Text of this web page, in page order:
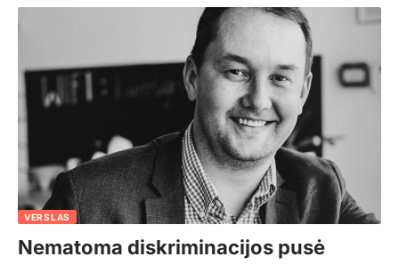
VERSLAS
Nematoma diskriminacijos pusė